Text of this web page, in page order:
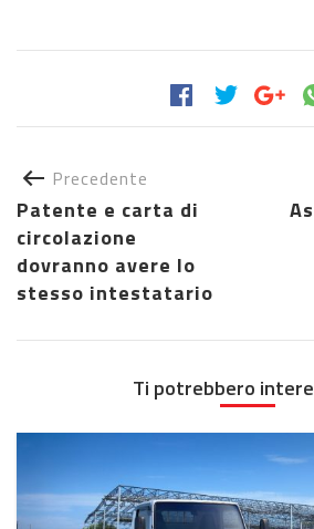
Precedente
Patente e carta di
circolazione
dovranno avere lo
stesso intestatario
Ti potrebbero